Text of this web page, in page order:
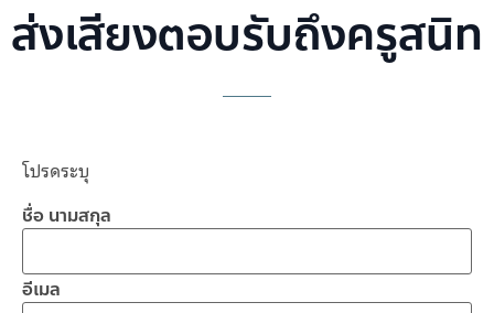
ส่งเสียงตอบรับถึงครูสนิท
โปรดระบุ
ชื่อ นามสกุล
อีเมล